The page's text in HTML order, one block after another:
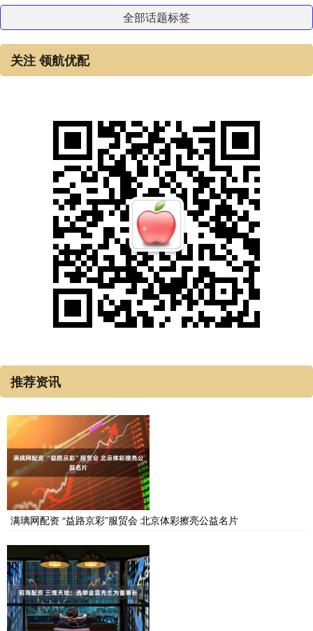
全部话题标签
关注 领航优配
推荐资讯
满璃网配资 “益路京彩”服贸会 北京体彩擦亮公益名片